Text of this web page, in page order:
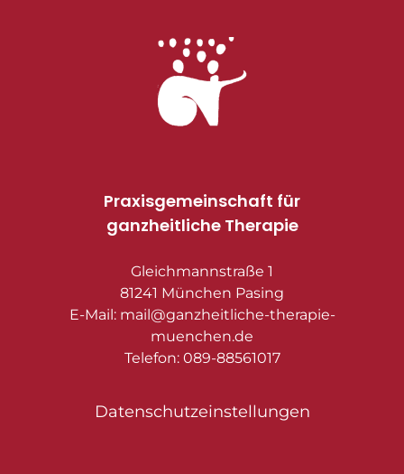
Praxisgemeinschaft für
ganzheitliche Therapie
Gleichmannstraße 1
81241 München Pasing
E-Mail: mail@ganzheitliche-therapie-
muenchen.de
Telefon: 089-88561017
Datenschutzeinstellungen